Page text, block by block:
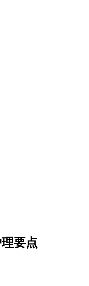
要点